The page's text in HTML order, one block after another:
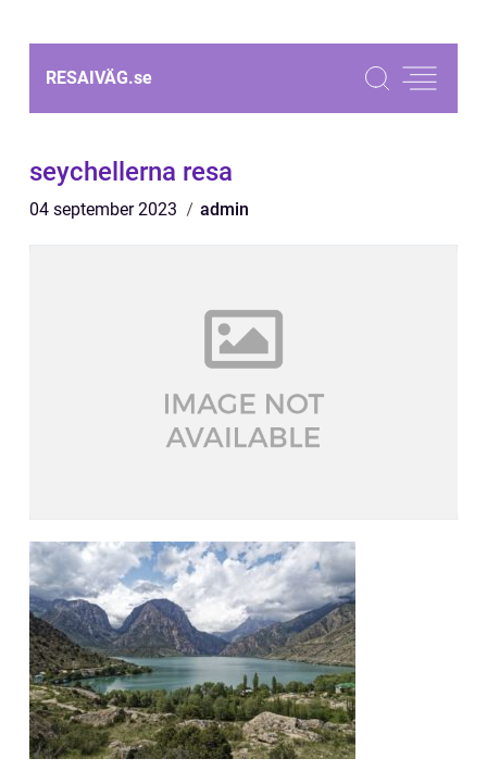
RESAIVÄG.se
seychellerna resa
04 september 2023 admin